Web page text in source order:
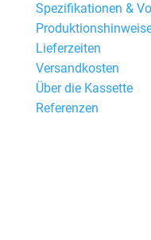
Spezifikationen &
Lieferzeiten
Versandkosten
Über die Kassette
Referenzen